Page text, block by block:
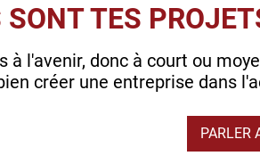
SONT TES
à l'avenir, donc à court ou
créer une entreprise dans
PARLER